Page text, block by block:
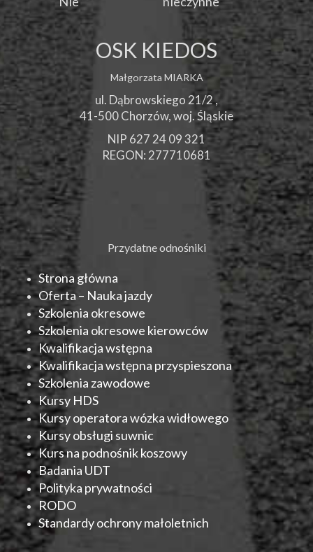
OSK KIEDOS
Małgorzata MIARKA
ul. Dąbrowskiego 21/2 ,
41-500Chorzów, woj.Śląskie
NIP 627 24 09 321
REGON: 277710681
Przydatne odnośniki
Strona główna
Oferta – Nauka jazdy
Szkolenia okresowe
Szkolenia okresowe kierowców
Kwalifikacja wstępna
Kwalifikacja wstępna przyspieszona
Szkolenia zawodowe
Kursy HDS
Kursy operatora wózka widłowego
Kursy obsługi suwnic
Kurs na podnośnik koszowy
Badania UDT
Polityka prywatności
RODO
Standardy ochrony małoletnich